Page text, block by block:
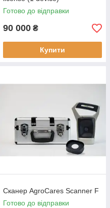
Готово до відправки
90 000 ₴
Купити
Сканер AgroCares Scanner F
Готово до відправки